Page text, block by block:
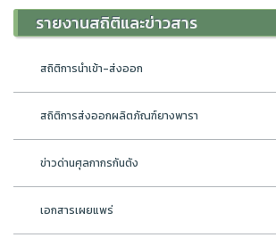
รายงานสถิติและข่าวสาร
สถิติการนำเข้า-ส่งออก
สถิติการส่งออกผลิตภัณฑ์ยางพารา
ข่าวด่านศุลกากรกันตัง
เอกสารเผยแพร่